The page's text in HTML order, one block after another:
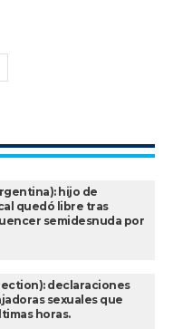
hijo de
quedó libre tras
semidesnuda por
declaraciones
sexuales que
horas.